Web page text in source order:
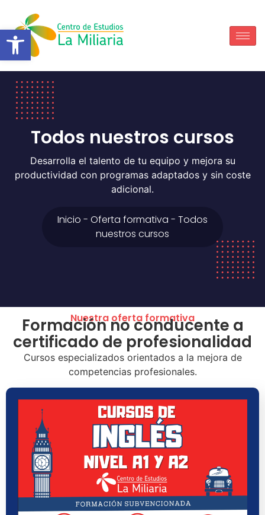
Abrir barra de herramientas
Todos nuestros cursos
Desarrolla el talento de tu equipo y mejora su
productividad con programas adaptados y sin coste
adicional.
Inicio - Oferta formativa - Todos
nuestros cursos
Nuestra oferta formativa
Formación no conducente a
certificado de profesionalidad
Cursos especializados orientados a la mejora de
competencias profesionales.